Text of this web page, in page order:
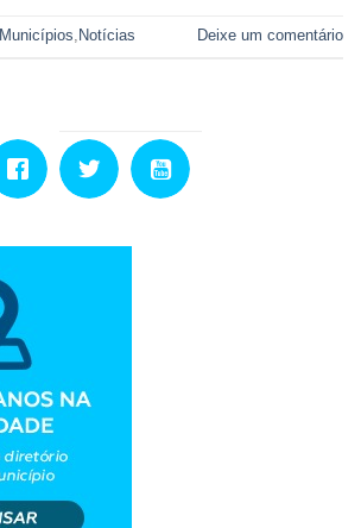
Municípios, Notícias Deixe um comentário